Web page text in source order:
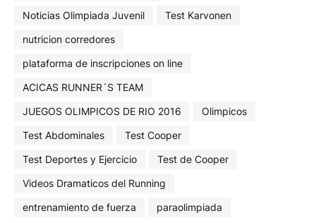
Noticias Olimpiada Juvenil
Test Karvonen
nutricion corredores
plataforma de inscripciones on line
ACICAS RUNNER´S TEAM
JUEGOS OLIMPICOS DE RIO 2016
Olimpicos
Test Abdominales
Test Cooper
Test Deportes y Ejercicio
Test de Cooper
Videos Dramaticos del Running
entrenamiento de fuerza
paraolimpiada